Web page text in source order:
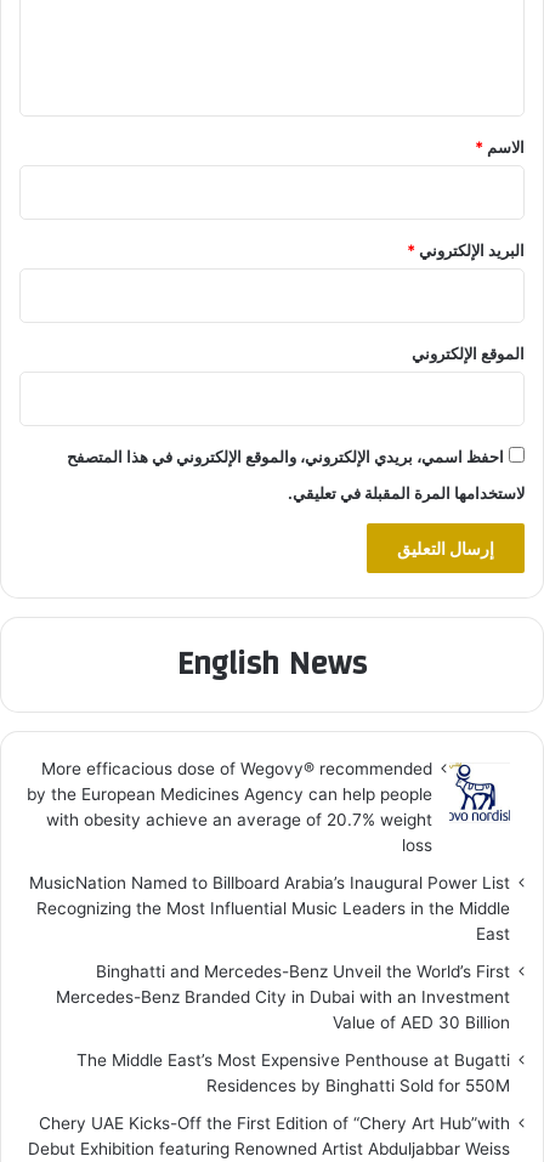
*
الاسم *
البريد الإلكتروني*
الموقع الإلكتروني
احفظ اسمي، بريدي الإلكتروني، والموقع الإلكتروني في هذا المتصفح
لاستخدامها المرة المقبلة في تعليقي.
English News
More efficacious dose of Wegovy®️ recommended
by the European Medicines Agency can help people
with obesity achieve an average of 20.7% weight
loss
MusicNation Named to Billboard Arabia’s Inaugural Power List
Recognizing the Most Influential Music Leaders in the Middle
East
Binghatti and Mercedes-Benz Unveil the World’s First
Mercedes-Benz Branded City in Dubai with an Investment
Value of AED 30 Billion
The Middle East’s Most Expensive Penthouse at Bugatti
Residences by Binghatti Sold for 550M
Chery UAE Kicks-Off the First Edition of “Chery Art Hub”with
Debut Exhibition featuring Renowned Artist Abduljabbar Weiss